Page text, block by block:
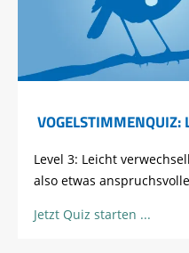
VOGELSTIMMENQUIZ:
Level 3: Leicht
also etwas
Jetzt Quiz starten